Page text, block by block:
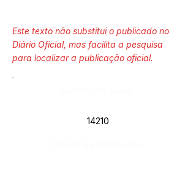
Este texto não substitui o publicado no
Diário Oficial, mas facilita a pesquisa
para localizar a publicação oficial.
14210